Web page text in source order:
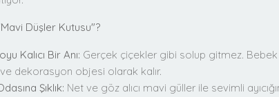
Düşler Kutusu"?
Kalıcı Bir Anı: Gerçek çiçekler gibi solup gitmez. Bebek
ve dekorasyon objesi olarak kalır.
Şıklık: Net ve göz alıcı mavi güller ile sevimli